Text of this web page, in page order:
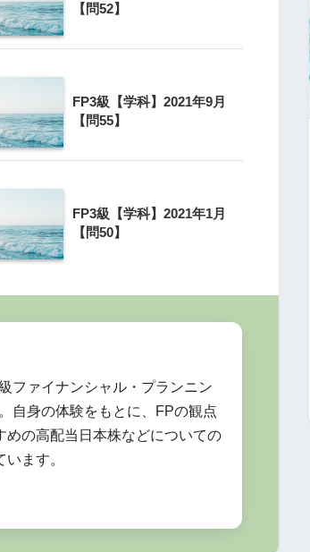
【問52】
FP3級【学科】2021年9月
【問55】
FP3級【学科】2021年1月
【問50】
ファイナンシャル・プランニン
自身の体験をもとに、FPの観点
めの高配当日本株などについての
ます。